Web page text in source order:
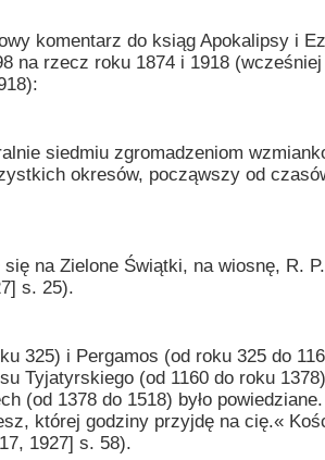
komentarz do ksiąg Apokalipsy i
na rzecz roku 1874 i 1918
siedmiu zgromadzeniom
okresów, począwszy od
na Zielone Świątki, na wiosnę, R.
s. 25).
325) i Pergamos (od roku 325 do
Tyjatyrskiego (od 1160 do roku
(od 1378 do 1518) było
której godziny przyjdę na cię.«
1927] s. 58).